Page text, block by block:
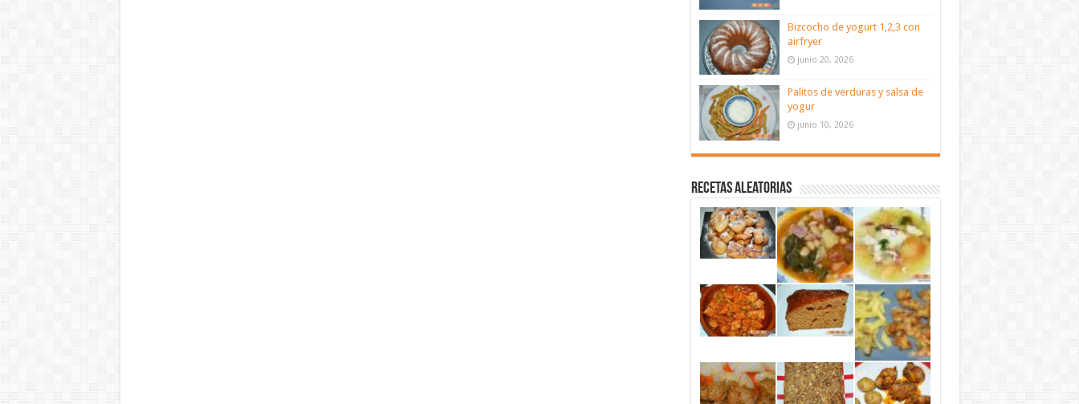
Bizcocho de yogurt 1,2,3 con
airfryer
junio 20, 2026
Palitos de verduras y salsa de
yogur
junio 10, 2026
Recetas aleatorias